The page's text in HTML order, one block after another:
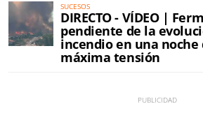
SUCESOS
DIRECTO - VÍDEO |
pendiente de la
incendio en una noche
máxima tensión